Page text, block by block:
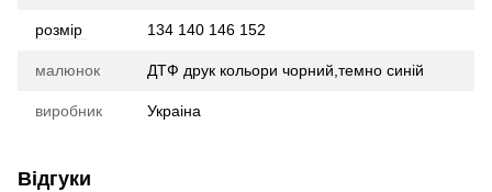
розмір 134 140 146 152
малюнок ДТФ друк кольори чорний,темно синій
виробник Украіна
Відгуки